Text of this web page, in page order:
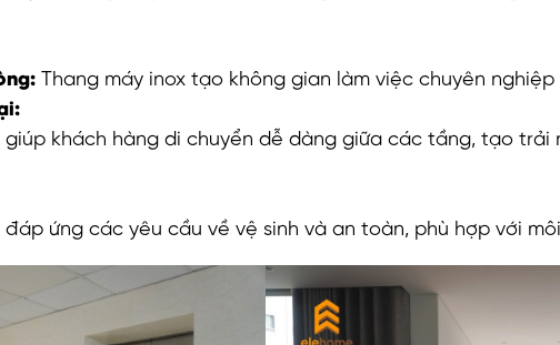
Thang máy inox tạo không gian làm việc chuyên nghiệp
giúp khách hàng di chuyển dễ dàng giữa các tầng, tạo trải
đáp ứng các yêu cầu về vệ sinh và an toàn, phù hợp với